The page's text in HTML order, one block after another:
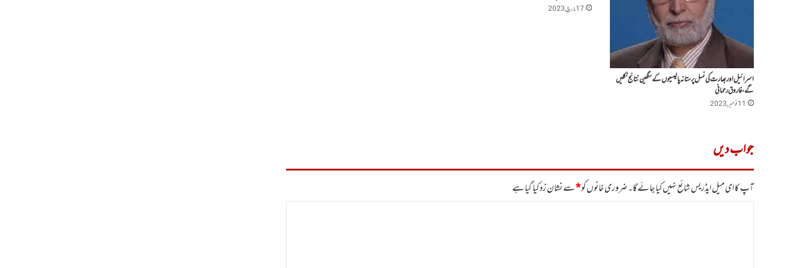
اسرائیل اور بھارت کی نسل پرستانہ پالیسیوں کے سنگین نتائج نکلیں
گے، فاروق رحمانی
11 نومبر, 2023
17 مارچ, 2023
جواب دیں
آپ کا ای میل ایڈریس شائع نہیں کیا جائے گا۔ضروری خانوں کو*سے نشان زد کیا گیا ہے